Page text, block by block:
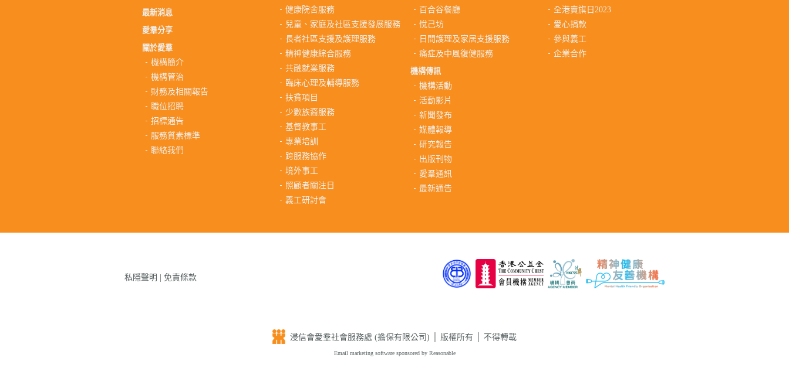
最新消息
愛羣分享
關於愛羣
機構簡介
機構管治
財務及相關報告
職位招聘
招標通告
服務質素標準
聯絡我們
健康院舍服務
兒童、家庭及社區支援發展服務
長者社區支援及護理服務
精神健康綜合服務
共融就業服務
臨床心理及輔導服務
扶貧項目
少數族裔服務
基督教事工
專業培訓
跨服務協作
境外事工
照顧者關注日
義工研討會
百合谷餐廳
悅己坊
日間護理及家居支援服務
痛症及中風復健服務
機構傳訊
機構活動
活動影片
新聞發布
媒體報導
研究報告
出版刊物
愛羣通訊
最新通告
全港賣旗日2023
愛心捐款
參與義工
企業合作
私隱聲明 | 免責條款
浸信會愛羣社會服務處 (擔保有限公司) │ 版權所有 │ 不得轉載
Email marketing software sponsored by Reasonable